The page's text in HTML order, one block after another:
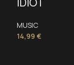
MUSIC
14,99 €